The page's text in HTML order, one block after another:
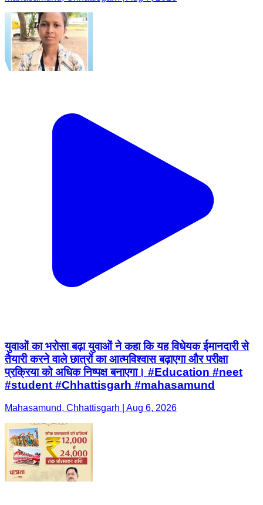
युवाओं का भरोसा बढ़ा युवाओं ने कहा कि यह विधेयक ईमानदारी से
तैयारी करने वाले छात्रों का आत्मविश्वास बढ़ाएगा और परीक्षा
प्रक्रिया को अधिक निष्पक्ष बनाएगा। #Education #neet
#student #Chhattisgarh #mahasamund
Mahasamund, Chhattisgarh | Aug 6, 2026